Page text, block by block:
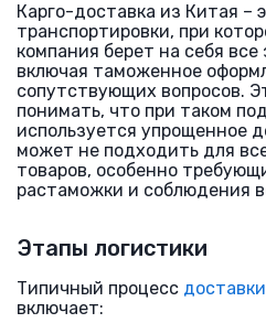
Карго-доставка из Китая –
транспортировки, при
компания берет на себя
включая таможенное
сопутствующих вопросов.
понимать, что при таком
используется упрощенное
может не подходить для
товаров, особенно
растаможки и соблюдения
Этапы логистики
Типичный процесс
включает: